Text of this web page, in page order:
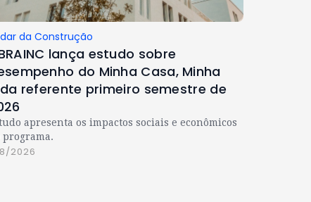
da Construção
lança estudo sobre
do Minha Casa, Minha
referente primeiro semestre de
apresenta os impactos sociais e econômicos
programa.
2026